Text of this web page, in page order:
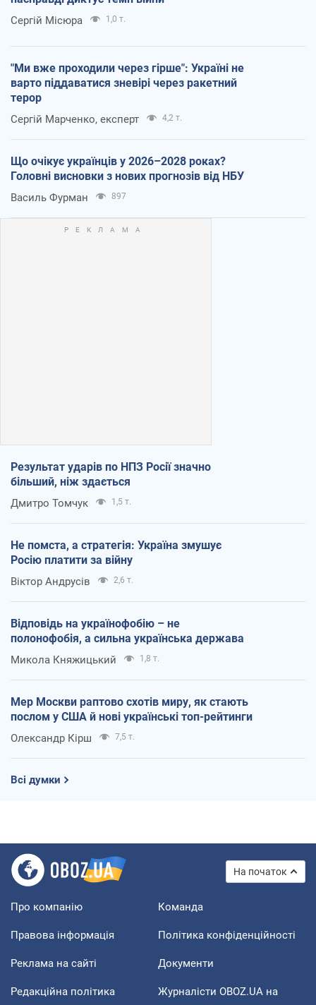
Сергій Місюра 1,0 т.
"Ми вже проходили через гірше": Україні не
варто піддаватися зневірі через ракетний
терор
Сергій Марченко, експерт 4,2 т.
Що очікує українців у 2026–2028 роках?
Головні висновки з нових прогнозів від НБУ
Василь Фурман 897
Результат ударів по НПЗ Росії значно
більший, ніж здається
Дмитро Томчук 1,5 т.
Не помста, а стратегія: Україна змушує
Росію платити за війну
Віктор Андрусів 2,6 т.
Відповідь на українофобію – не
полонофобія, а сильна українська держава
Микола Княжицький 1,8 т.
Мер Москви раптово схотів миру, як стають
послом у США й нові українські топ-рейтинги
Олександр Кірш 7,5 т.
Всі думки
На початок
Про компанію Команда
Правова інформація Політика конфіденційності
Реклама на сайті Документи
Редакційна політика
Журналісти OBOZ.UA на